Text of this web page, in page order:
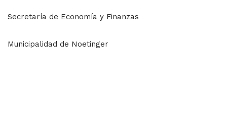
Secretaría de Economía y Finanzas
Municipalidad de Noetinger